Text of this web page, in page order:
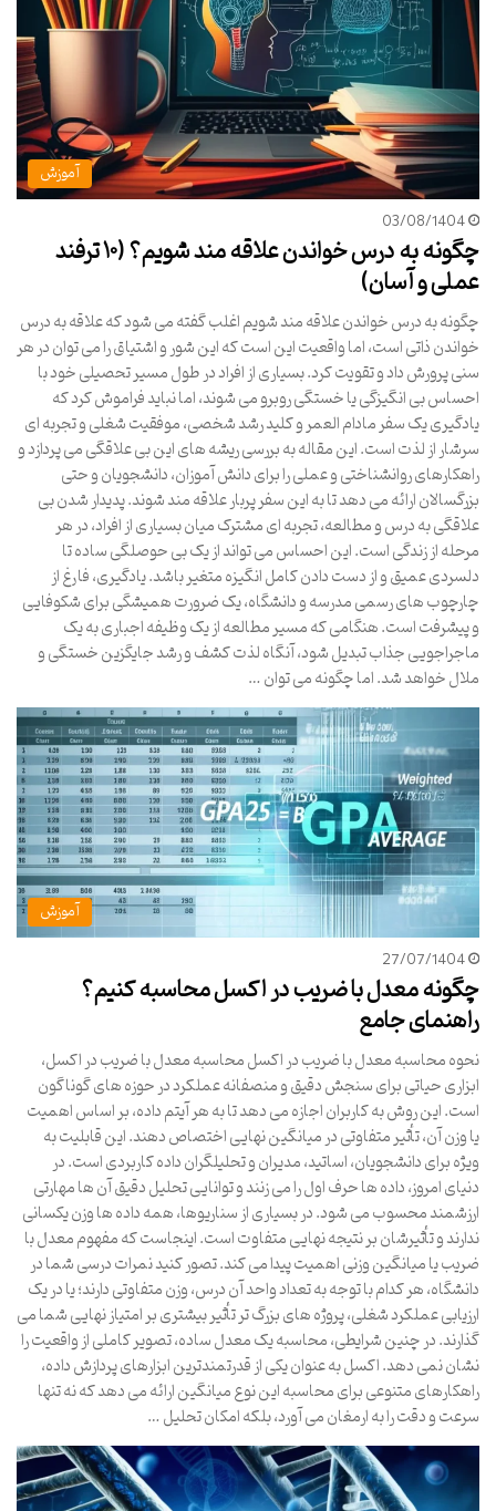
آموزش
03/08/1404
چگونه به درس خواندن علاقه مند شویم؟ (۱۰ ترفند
عملی و آسان)
چگونه به درس خواندن علاقه مند شویم اغلب گفته می شود که علاقه به درس
خواندن ذاتی است، اما واقعیت این است که این شور و اشتیاق را می توان در هر
سنی پرورش داد و تقویت کرد. بسیاری از افراد در طول مسیر تحصیلی خود با
احساس بی انگیزگی یا خستگی روبرو می شوند، اما نباید فراموش کرد که
یادگیری یک سفر مادام العمر و کلید رشد شخصی، موفقیت شغلی و تجربه ای
سرشار از لذت است. این مقاله به بررسی ریشه های این بی علاقگی می پردازد و
راهکارهای روانشناختی و عملی را برای دانش آموزان، دانشجویان و حتی
بزرگسالان ارائه می دهد تا به این سفر پربار علاقه مند شوند. پدیدار شدن بی
علاقگی به درس و مطالعه، تجربه ای مشترک میان بسیاری از افراد، در هر
مرحله از زندگی است. این احساس می تواند از یک بی حوصلگی ساده تا
دلسردی عمیق و از دست دادن کامل انگیزه متغیر باشد. یادگیری، فارغ از
چارچوب های رسمی مدرسه و دانشگاه، یک ضرورت همیشگی برای شکوفایی
و پیشرفت است. هنگامی که مسیر مطالعه از یک وظیفه اجباری به یک
ماجراجویی جذاب تبدیل شود، آنگاه لذت کشف و رشد جایگزین خستگی و
ملال خواهد شد. اما چگونه می توان …
آموزش
27/07/1404
چگونه معدل با ضریب در اکسل محاسبه کنیم؟
راهنمای جامع
نحوه محاسبه معدل با ضریب در اکسل محاسبه معدل با ضریب در اکسل،
ابزاری حیاتی برای سنجش دقیق و منصفانه عملکرد در حوزه های گوناگون
است. این روش به کاربران اجازه می دهد تا به هر آیتم داده، بر اساس اهمیت
یا وزن آن، تأثیر متفاوتی در میانگین نهایی اختصاص دهند. این قابلیت به
ویژه برای دانشجویان، اساتید، مدیران و تحلیلگران داده کاربردی است. در
دنیای امروز، داده ها حرف اول را می زنند و توانایی تحلیل دقیق آن ها مهارتی
ارزشمند محسوب می شود. در بسیاری از سناریوها، همه داده ها وزن یکسانی
ندارند و تأثیرشان بر نتیجه نهایی متفاوت است. اینجاست که مفهوم معدل با
ضریب یا میانگین وزنی اهمیت پیدا می کند. تصور کنید نمرات درسی شما در
دانشگاه، هر کدام با توجه به تعداد واحد آن درس، وزن متفاوتی دارند؛ یا در یک
ارزیابی عملکرد شغلی، پروژه های بزرگ تر تأثیر بیشتری بر امتیاز نهایی شما می
گذارند. در چنین شرایطی، محاسبه یک معدل ساده، تصویر کاملی از واقعیت را
نشان نمی دهد. اکسل به عنوان یکی از قدرتمندترین ابزارهای پردازش داده،
راهکارهای متنوعی برای محاسبه این نوع میانگین ارائه می دهد که نه تنها
سرعت و دقت را به ارمغان می آورد، بلکه امکان تحلیل …